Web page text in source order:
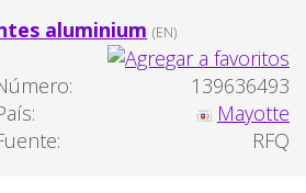
aluminium (EN)
139636493
Mayotte
RFQ